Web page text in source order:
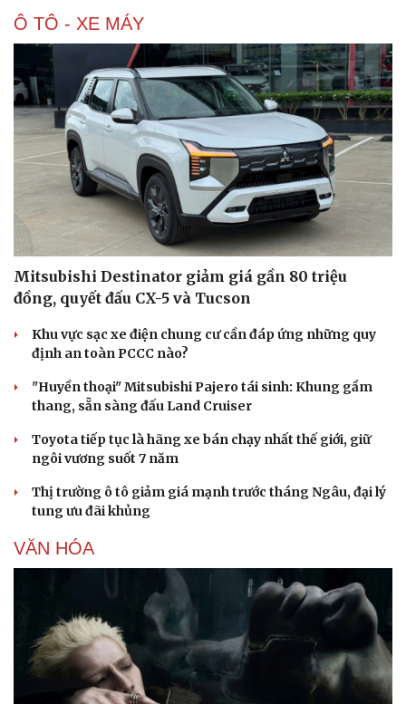
Văn hóa
Sân khấu - Điện ảnh
Âm nhạc
Di sản
Giải trí
Ô TÔ - XE MÁY
Mitsubishi Destinator giảm giá gần 80 triệu
đồng, quyết đấu CX-5 và Tucson
Khu vực sạc xe điện chung cư cần đáp ứng những quy
định an toàn PCCC nào?
"Huyền thoại" Mitsubishi Pajero tái sinh: Khung gầm
thang, sẵn sàng đấu Land Cruiser
Toyota tiếp tục là hãng xe bán chạy nhất thế giới, giữ
ngôi vương suốt 7 năm
Thị trường ô tô giảm giá mạnh trước tháng Ngâu, đại lý
tung ưu đãi khủng
VĂN HÓA